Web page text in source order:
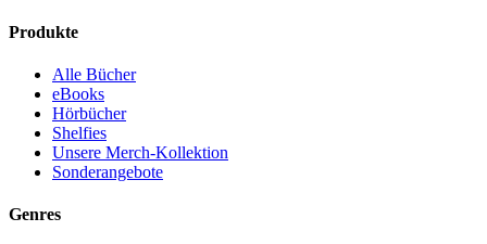
Produkte
Alle Bücher
eBooks
Hörbücher
Shelfies
Unsere Merch-Kollektion
Sonderangebote
Genres